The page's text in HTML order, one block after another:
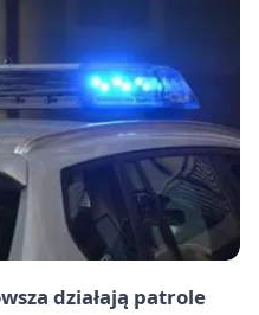
działają patrole